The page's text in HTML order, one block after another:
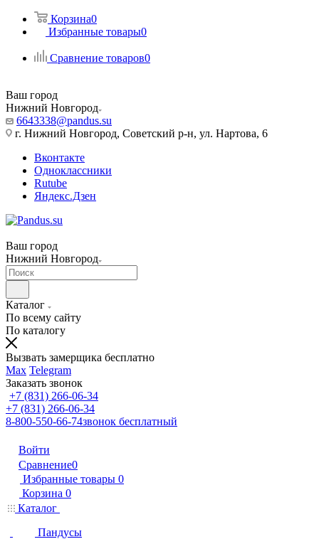
Корзина0
Избранные товары0
Сравнение товаров0
Ваш город
Нижний Новгород
6643338@pandus.su
г. Нижний Новгород, Советский р-н, ул. Нартова, 6
Вконтакте
Одноклассники
Rutube
Яндекс.Дзен
Ваш город
Нижний Новгород
Каталог
По всему сайту
По каталогу
Вызвать замерщика бесплатно
Max Telegram
Заказать звонок
+7 (831) 266-06-34
+7 (831) 266-06-34
8-800-550-66-74звонок бесплатный
Войти
Сравнение0
Избранные товары 0
Корзина 0
Каталог
Пандусы